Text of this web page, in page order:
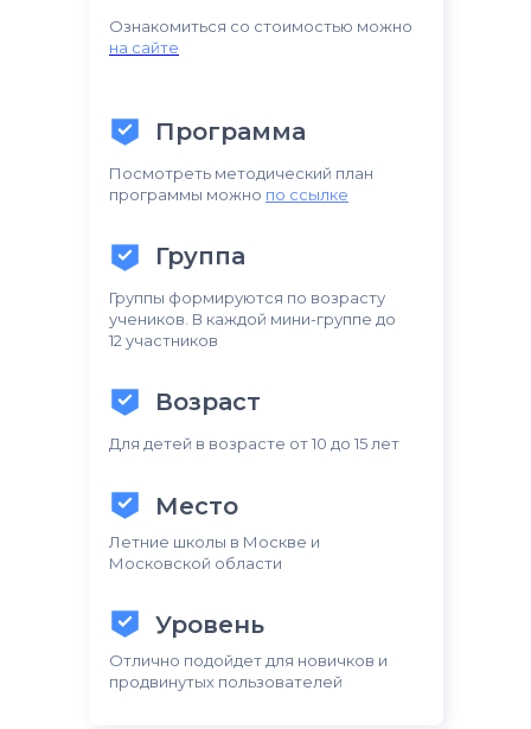
Ознакомиться со стоимостью можно
на сайте
Программа
Посмотреть методический план
программы можно по ссылке
Группы формируются по возрасту
учеников. В каждой мини-группе до
12 участников
Возраст
Для детей в возрасте от 10 до 15 лет
Место
Уровень
Отлично подойдет для новичков и
продвинутых пользователей
Летние школы в Москве и
Московской области
Группа